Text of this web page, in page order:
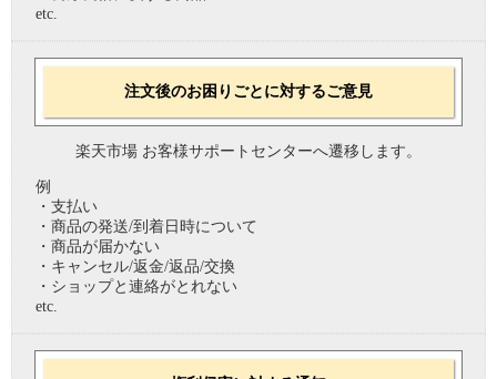
etc.
注文後のお困りごとに対するご意見
楽天市場 お客様サポートセンターへ遷移します。
例
・支払い
・商品の発送/到着日時について
・商品が届かない
・キャンセル/返金/返品/交換
・ショップと連絡がとれない
etc.